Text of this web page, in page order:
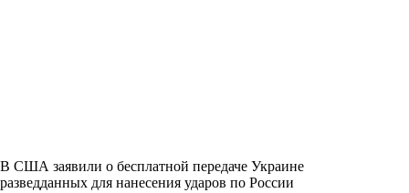
В США заявили о бесплатной передаче Украине
разведданных для нанесения ударов по России